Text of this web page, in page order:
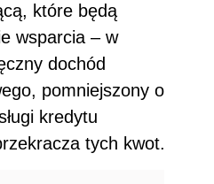
które będą
wsparcia – w
dochód
pomniejszony o
kredytu
tych kwot.